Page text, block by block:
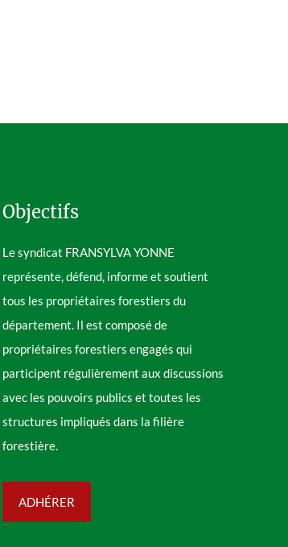
Objectifs
Le syndicat FRANSYLVA YONNE
représente, défend, informe et soutient
tous les propriétaires forestiers du
département. Il est composé de
propriétaires forestiers engagés qui
participent régulièrement aux discussions
avec les pouvoirs publics et toutes les
structures impliqués dans la filière
forestière.
ADHÉRER